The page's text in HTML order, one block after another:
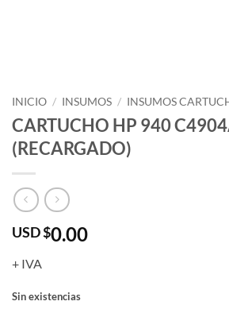
INICIO / INSUMOS / INSUMOS
CARTUCHO HP 940
(RECARGADO)
USD $0.00
+ IVA
Sin existencias